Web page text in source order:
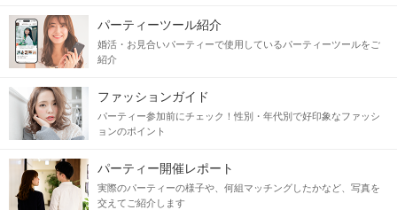
パーティーツール紹介
婚活・お見合いパーティーで使用しているパーティーツールをご
紹介
ファッションガイド
パーティー参加前にチェック！性別・年代別で好印象なファッシ
ョンのポイント
パーティー開催レポート
実際のパーティーの様子や、何組マッチングしたかなど、写真を
交えてご紹介します